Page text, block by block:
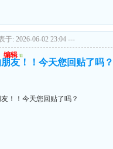
于: 2026-06-02 23:04 ---
编辑 u
友！！今天您回贴了吗？
！！今天您回贴了吗？